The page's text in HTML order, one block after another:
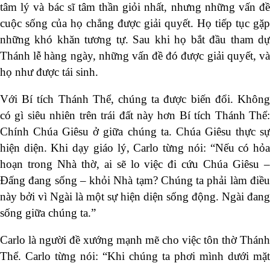
tâm lý và bác sĩ tâm thần giỏi nhất, nhưng những vấn đề
cuộc sống của họ chẳng được giải quyết. Họ tiếp tục gặp
những khó khăn tương tự. Sau khi họ bắt đầu tham dự
Thánh lễ hàng ngày, những vấn đề đó được giải quyết, và
họ như được tái sinh.
Với Bí tích Thánh Thể, chúng ta được biến đổi. Không
có gì siêu nhiên trên trái đất này hơn Bí tích Thánh Thể:
Chính Chúa Giêsu ở giữa chúng ta. Chúa Giêsu thực sự
hiện diện. Khi dạy giáo lý, Carlo từng nói: “Nếu có hỏa
hoạn trong Nhà thờ, ai sẽ lo việc đi cứu Chúa Giêsu –
Đấng đang sống – khỏi Nhà tạm? Chúng ta phải làm điều
này bởi vì Ngài là một sự hiện diện sống động. Ngài đang
sống giữa chúng ta.”
Carlo là người đề xướng mạnh mẽ cho việc tôn thờ Thánh
Thể. Carlo từng nói: “Khi chúng ta phơi mình dưới mặt